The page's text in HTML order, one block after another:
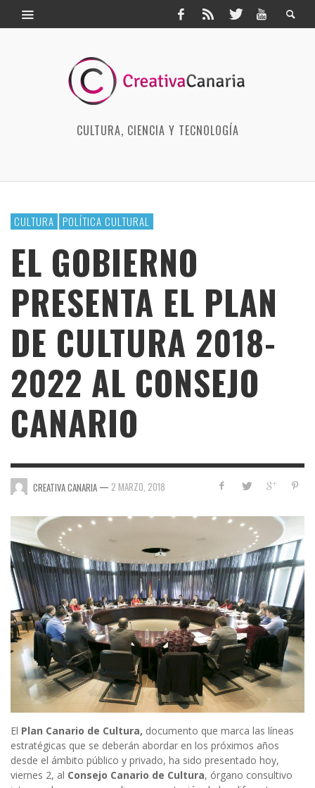
CULTURA, CIENCIA Y TECNOLOGÍA
CULTURA POLÍTICA CULTURAL
EL GOBIERNO
PRESENTA EL PLAN
DE CULTURA 2018-
2022 AL CONSEJO
CANARIO
CREATIVA CANARIA — 2 MARZO, 2018
El Plan Canario de Cultura, documento que marca las líneas
estratégicas que se deberán abordar en los próximos años
desde el ámbito público y privado, ha sido presentado hoy,
viernes 2, al Consejo Canario de Cultura, órgano consultivo